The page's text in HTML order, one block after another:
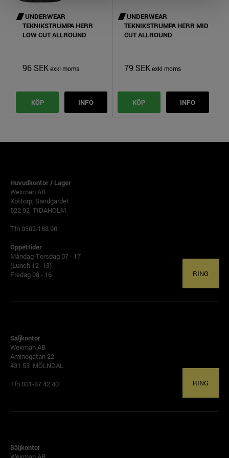
UNDERWEAR
TEKNIKSTRUMPA HERR
LOW CUT ALLROUND
96 SEK
KÖP INFO
UNDERWEAR
TEKNIKSTRUMPA HERR MID
CUT ALLROUND
79 SEK
KÖP INFO
Huvudkontor / Lager
Wexman AB
Köttorp, Sandgärdet
522 92 TIDAHOLM
Tfn 0502-188 90
Öppettider
Måndag-Torsdag 07 - 17
(Lunch 12 -13)
Fredag 08 - 16
RING
Säljkontor
Wexman AB
Aminogatan 22
431 53 MÖLNDAL
Tfn 031-87 42 40
RING
Säljkontor